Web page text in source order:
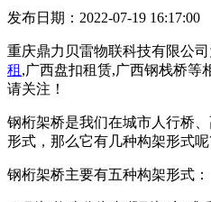
发布日期：2022-07-19 16:17:00
重庆鼎力贝雷物联科技有限公
租 ,广西盘扣租赁,广西钢栈桥等
请关注！
钢桁架桥是我们在城市人行桥
形式，那么它有几种构架形式呢
钢桁架桥主要有五种构架形式：